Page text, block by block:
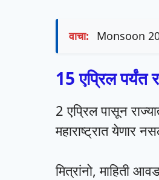
वाचा: Monsoon
15 एप्रिल पर्यंत
2 एप्रिल पासून
महाराष्ट्रात येणार
मित्रांनो, माहिती